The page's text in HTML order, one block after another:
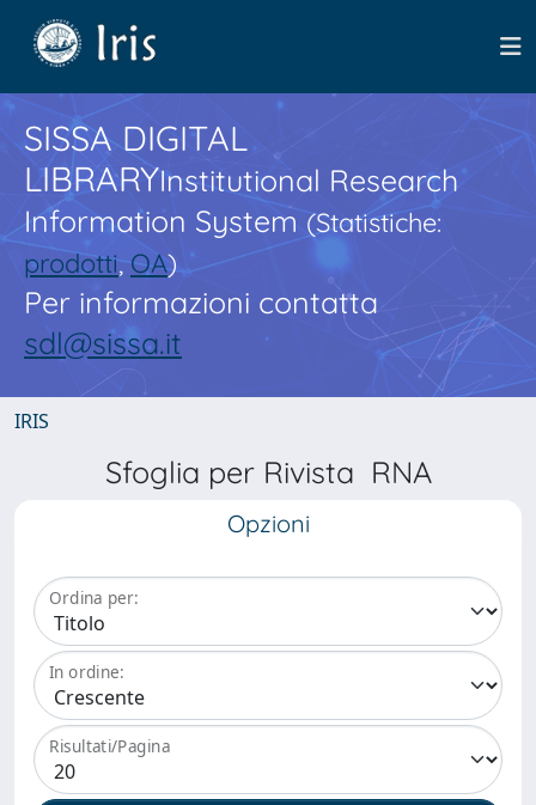
SISSA DIGITAL
LIBRARYInstitutional Research
Information System(Statistiche:
prodotti,OA)
Per informazioni contatta
sdl@sissa.it
IRIS
Sfoglia per Rivista RNA
Opzioni
Ordina per:
In ordine:
Risultati/Pagina